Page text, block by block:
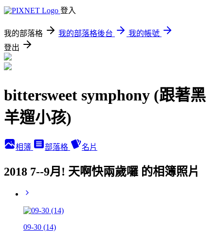
登入
我的部落格 我的部落格後台
我的帳號
登出
bittersweet symphony (跟著黑
羊遛小孩)
相簿 部落格 名片
2018 7--9月! 天啊快兩歲囉 的相簿照片
09-30 (14)